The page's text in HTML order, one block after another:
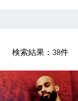
検索結果：38件